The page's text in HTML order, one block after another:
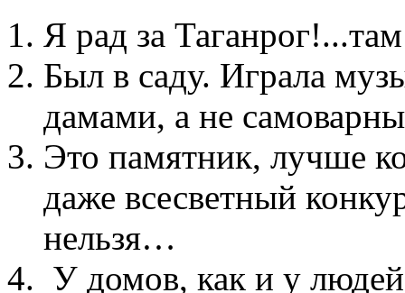
Я рад за
Был в саду. Играла
дамами, а не
Это памятник, лучше
даже всесветный
нельзя…
У домов, как и у